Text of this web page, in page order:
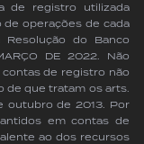
de registro utilizada
operações de cada
do Banco
DE 2022. Não
de registro não
de que tratam os arts.
outubro de 2013. Por
em contas de
ao dos recursos